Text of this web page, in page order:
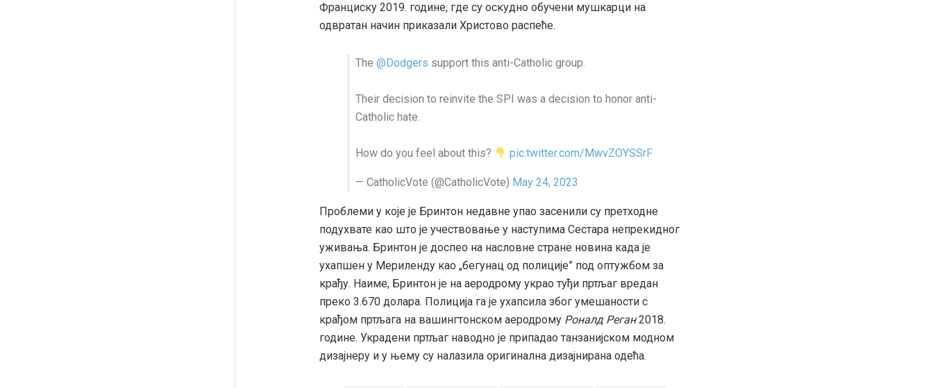
Франциску 2019. године, где су оскудно обучени мушкарци на
одвратан начин приказали Христово распеће.
The @Dodgers support this anti-Catholic group.
Their decision to reinvite the SPI was a decision to honor anti-
Catholic hate.
How do you feel about this? pic.twitter.com/MwvZOYSSrF
— CatholicVote (@CatholicVote) May 24, 2023
Проблеми у које је Бринтон недавне упао засенили су претходне
подухвате као што је учествовање у наступима Сестара непрекидног
уживања. Бринтон је доспео на насловне стране новина када је
ухапшен у Мериленду као „бегунац од полиције” под оптужбом за
крађу. Наиме, Бринтон је на аеродрому украо туђи пртљаг вредан
преко 3.670 долара. Полиција га је ухапсила због умешаности с
крађом пртљага на вашингтонском аеродрому Роналд Реган2018.
године. Украдени пртљаг наводно је припадао танзанијском модном
дизајнеру и у њему су налазила оригинална дизајнирана одећа.